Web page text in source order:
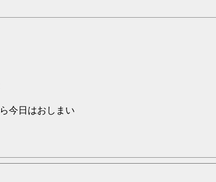
今日はおしまい